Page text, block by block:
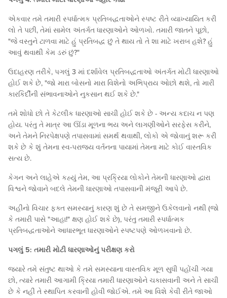
એકવાર તમે તમારી સ્પર્ધાત્મક પ્રતિબદ્ધતાઓને સ્પષ્ટ રીતે વ્યાખ્યાયિત કરી
લો તે પછી, તેમાં સામેલ અંતર્ગત ધારણાઓને ઓળખો. તમારી જાતને પૂછો,
"જે વસ્તુને ટાળવા માટે હું પ્રતિબદ્ધ છું તે થાય તો તે શા માટે ખરાબ હશે? હું
આવું થવાથી કેમ ડરું છું?"
ઉદાહરણ તરીકે, પગલું 3 માં દર્શાવેલ પ્રતિબદ્ધતાઓ અંતર્ગત મોટી ધારણાઓ
હોઈ શકે છે, "જો મારા બોસનો મારા વિશેનો અભિપ્રાય ઓછો થશે, તો મારી
કારકિર્દીની સંભાવનાઓને નુકસાન થઈ શકે છે."
તમે શોધો છો તે કેટલીક ધારણાઓ સાચી હોઈ શકે છે - અન્ય કદાચ ન પણ
હોય. પરંતુ તે માત્ર આ ઊંડા મૂળના ભય અને લાગણીઓને સરફેસ કરીને,
અને તેમને નિરપેક્ષપણે તપાસવામાં સમર્થ થવાથી, લોકો એ જોવાનું શરૂ કરી
શકે છે કે શું તેમના સ્વ-પરાજય વર્તનના પાયામાં તેમના માટે કોઈ વાસ્તવિક
સત્ય છે.
કેગન અને લાહેએ કહ્યું તેમ, આ પ્રક્રિયા લોકોને તેમની ધારણાઓ દ્વારા
વિશ્વને જોવાને બદલે તેમની ધારણાઓ તપાસવાની મંજૂરી આપે છે.
અહીંનો વિચાર ફક્ત સમસ્યાનું કારણ શું છે તે સમજીને ઉકેલવાનો નથી (જો
કે તમારી પાસે "આહા!" ક્ષણ હોઈ શકે છે), પરંતુ તમારી સ્પર્ધાત્મક
પ્રતિબદ્ધતાઓને આધારભૂત ધારણાઓને સ્પષ્ટપણે ઓળખવાનો છે.
પગલું 5: તમારી મોટી ધારણાઓનું પરીક્ષણ કરો
જ્યારે તમે સંતુષ્ટ થાઓ કે તમે સમસ્યાના વાસ્તવિક મૂળ સુધી પહોંચી ગયા
છો, ત્યારે તમારી આગામી ક્રિયા તમારી ધારણાઓને ચકાસવાની અને તે સાચી
છે કે નહીં તે સ્થાપિત કરવાની હોવી જોઈએ. તમે આ વિશે કેવી રીતે જાઓ